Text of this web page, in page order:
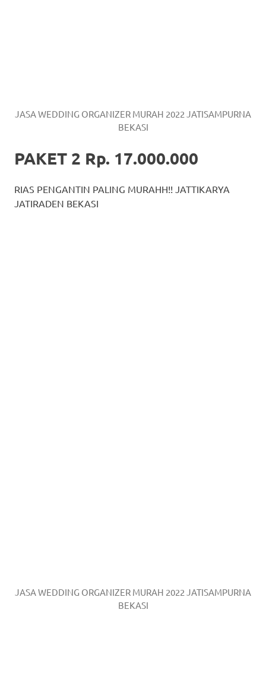
JASA WEDDING ORGANIZER MURAH 2022 JATISAMPURNA
BEKASI
PAKET 2 Rp. 17.000.000
RIAS PENGANTIN PALING MURAHH!! JATTIKARYA
JATIRADEN BEKASI
JASA WEDDING ORGANIZER MURAH 2022 JATISAMPURNA
BEKASI